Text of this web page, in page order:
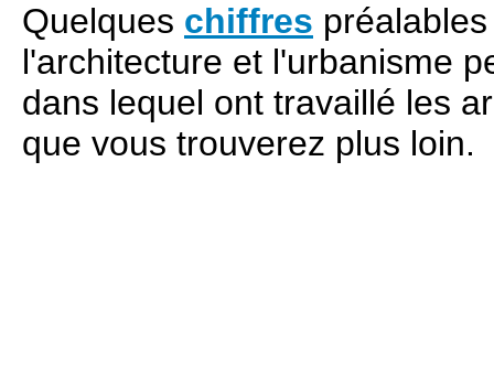
Quelques chiffres
l'architecture et l'urbanisme
dans lequel ont travaillé les
que vous trouverez plus loin.